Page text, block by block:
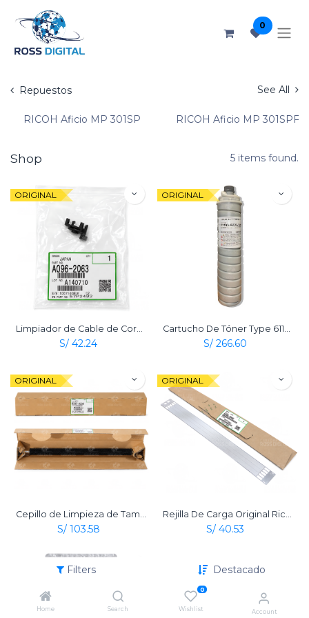
Filters Destacado
Home Search
0
Wishlist Account
0
Repuestos See All
RICOH Aficio MP 301SP RICOH Aficio MP 301SPF
Shop 5 items found.
ORIGINAL
S/ 42.24
ORIGINAL
S/ 266.60
ORIGINAL
S/ 103.58
ORIGINAL
S/ 40.53